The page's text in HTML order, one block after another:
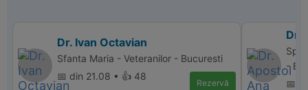
Dr. Ivan Octavian
Sfanta Maria - Veteranilor - Bucuresti
📅 din 21.08 • 👍 48
Rezervă
Dr.
-
📅